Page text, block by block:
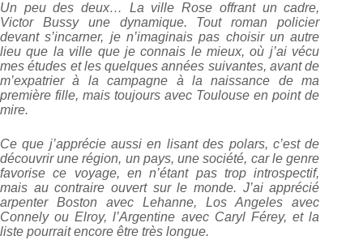
Un peu des deux… La ville Rose offrant un cadre,
Victor Bussy une dynamique. Tout roman policier
devant s’incarner, je n’imaginais pas choisir un autre
lieu que la ville que je connais le mieux, où j’ai vécu
mes études et les quelques années suivantes, avant de
m’expatrier à la campagne à la naissance de ma
première fille, mais toujours avec Toulouse en point de
mire.
Ce que j’apprécie aussi en lisant des polars, c’est de
découvrir une région, un pays, une société, car le genre
favorise ce voyage, en n’étant pas trop introspectif,
mais au contraire ouvert sur le monde. J’ai apprécié
arpenter Boston avec Lehanne, Los Angeles avec
Connely ou Elroy, l’Argentine avec Caryl Férey, et la
liste pourrait encore être très longue.